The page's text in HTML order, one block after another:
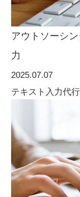
アウトソーシ
力
2025.07.07
テキスト入力代